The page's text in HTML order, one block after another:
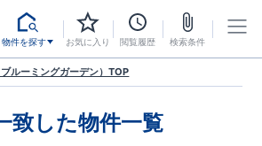
物件を探す お気に入り 閲覧履歴 検索条件
ルーミングガーデン）TOP
致した物件一覧